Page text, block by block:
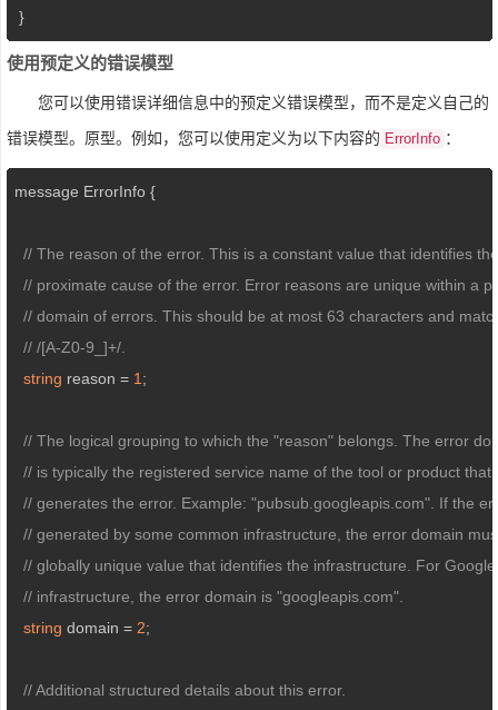
}
使用预定义的错误模型
您可以使用错误详细信息中的预定义错误模型，而不是定义自己的
错误模型。原型。例如，您可以使用定义为以下内容的 ErrorInfo ：
message ErrorInfo {
// The reason of the error. This is a constant value that identifies
// proximate cause of the error. Error reasons are unique within a
// domain of errors. This should be at most 63 characters and
// /[A-Z0-9_]+/.
string reason = 1 ;
// The logical grouping to which the "reason" belongs. The error
// is typically the registered service name of the tool or product that
// generates the error. Example: "pubsub.googleapis.com". If the
// generated by some common infrastructure, the error domain
// globally unique value that identifies the infrastructure. For Google
// infrastructure, the error domain is "googleapis.com".
string domain = 2;
// Additional structured details about this error.